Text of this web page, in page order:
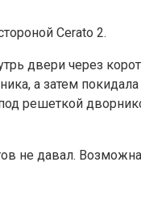
Cerato 2.
двери через
а затем
решеткой
не давал.